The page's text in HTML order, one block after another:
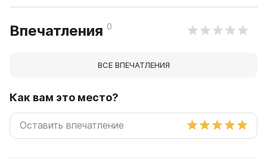
Впечатления 0
ВСЕ ВПЕЧАТЛЕНИЯ
Как вам это место?